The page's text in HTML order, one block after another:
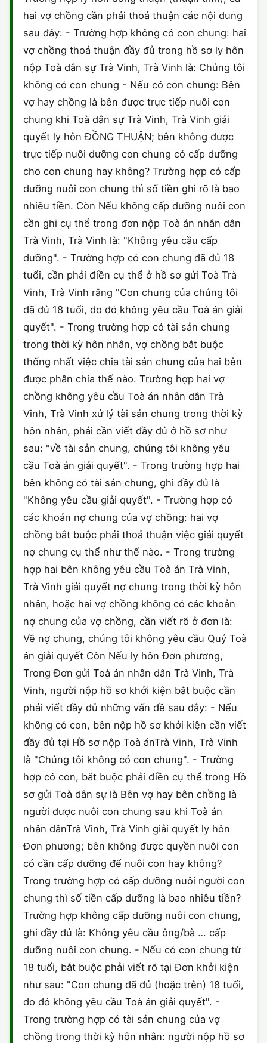
HÔN NHÂN VÀ GIA ĐÌNH
LAO ĐỘNG
SỞ HỮU TRÍ TUỆ
THUẾ - BẢO HIỂM
GIẤY PHÉP CON
HÀNH CHÍNH
HÌNH SỰ
HÔN NHÂN - GIA ĐÌNH
LAO ĐỘNG
SỞ HỮU TRÍ TUỆ
THỪA KẾ - DI CHÚC
THUẾ VÀ KẾ TOÁN
ĐĂNG KÝ XE
HÀNH CHÍNH
DOANH NGHIỆP
HỘ KINH DOANH
SỞ HỮU TRÍ TUỆ
TRÍCH LỤC HỘ TỊCH
CÔNG BỐ SẢN PHẨM
GIẤY PHÉP LAO ĐỘNG
CHỨNG NHẬN HACCP
ĐẤT ĐAI
HÌNH SỰ
HỢP ĐỒNG
TỐ TỤNG
KHÁC
hai vợ chồng cần phải thoả thuận các nội dung
sau đây: - Trường hợp không có con chung: hai
vợ chồng thoả thuận đầy đủ trong hồ sơ ly hôn
nộp Toà dân sự Trà Vinh, Trà Vinh là: Chúng tôi
không có con chung - Nếu có con chung: Bên
vợ hay chồng là bên được trực tiếp nuôi con
chung khi Toà dân sự Trà Vinh, Trà Vinh giải
quyết ly hôn ĐỒNG THUẬN; bên không được
trực tiếp nuôi dưỡng con chung có cấp dưỡng
cho con chung hay không? Trường hợp có cấp
dưỡng nuôi con chung thì số tiền ghi rõ là bao
nhiêu tiền. Còn Nếu không cấp dưỡng nuôi con
cần ghi cụ thể trong đơn nộp Toà án nhân dân
Trà Vinh, Trà Vinh là: "Không yêu cầu cấp
dưỡng". - Trường hợp có con chung đã đủ 18
tuổi, cần phải điền cụ thể ở hồ sơ gửi Toà Trà
Vinh, Trà Vinh rằng "Con chung của chúng tôi
đã đủ 18 tuổi, do đó không yêu cầu Toà án giải
quyết". - Trong trường hợp có tài sản chung
trong thời kỳ hôn nhân, vợ chồng bắt buộc
thống nhất việc chia tài sản chung của hai bên
được phân chia thế nào. Trường hợp hai vợ
chồng không yêu cầu Toà án nhân dân Trà
Vinh, Trà Vinh xử lý tài sản chung trong thời kỳ
hôn nhân, phải cần viết đầy đủ ở hồ sơ như
sau: "về tài sản chung, chúng tôi không yêu
cầu Toà án giải quyết". - Trong trường hợp hai
bên không có tài sản chung, ghi đầy đủ là
"Không yêu cầu giải quyết". - Trường hợp có
các khoản nợ chung của vợ chồng: hai vợ
chồng bắt buộc phải thoả thuận việc giải quyết
nợ chung cụ thể như thế nào. - Trong trường
hợp hai bên không yêu cầu Toà án Trà Vinh,
Trà Vinh giải quyết nợ chung trong thời kỳ hôn
nhân, hoặc hai vợ chồng không có các khoản
nợ chung của vợ chồng, cần viết rõ ở đơn là:
Về nợ chung, chúng tôi không yêu cầu Quý Toà
án giải quyết Còn Nếu ly hôn Đơn phương,
Trong Đơn gửi Toà án nhân dân Trà Vinh, Trà
Vinh, người nộp hồ sơ khởi kiện bắt buộc cần
phải viết đầy đủ những vấn đề sau đây: - Nếu
không có con, bên nộp hồ sơ khởi kiện cần viết
đầy đủ tại Hồ sơ nộp Toà ánTrà Vinh, Trà Vinh
là "Chúng tôi không có con chung". - Trường
hợp có con, bắt buộc phải điền cụ thể trong Hồ
sơ gửi Toà dân sự là Bên vợ hay bên chồng là
người được nuôi con chung sau khi Toà án
nhân dânTrà Vinh, Trà Vinh giải quyết ly hôn
Đơn phương; bên không được quyền nuôi con
có cần cấp dưỡng để nuôi con hay không?
Trong trường hợp có cấp dưỡng nuôi người con
chung thì số tiền cấp dưỡng là bao nhiêu tiền?
Trường hợp không cấp dưỡng nuôi con chung,
ghi đầy đủ là: Không yêu cầu ông/bà … cấp
dưỡng nuôi con chung. - Nếu có con chung từ
18 tuổi, bắt buộc phải viết rõ tại Đơn khởi kiện
như sau: "Con chung đã đủ (hoặc trên) 18 tuổi,
do đó không yêu cầu Toà án giải quyết". -
Trong trường hợp có tài sản chung của vợ
chồng trong thời kỳ hôn nhân: người nộp hồ sơ